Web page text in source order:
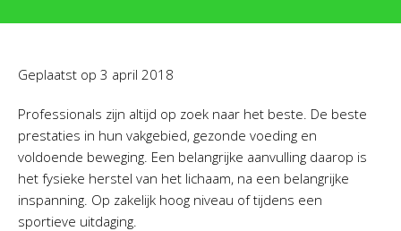
Geplaatst op 3 april 2018
Professionals zijn altijd op zoek naar het beste. De beste
prestaties in hun vakgebied, gezonde voeding en
voldoende beweging. Een belangrijke aanvulling daarop is
het fysieke herstel van het lichaam, na een belangrijke
inspanning. Op zakelijk hoog niveau of tijdens een
sportieve uitdaging.